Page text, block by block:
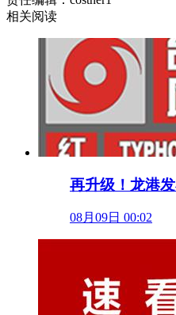
相关阅读
再升级！龙港
08月09日 00:02